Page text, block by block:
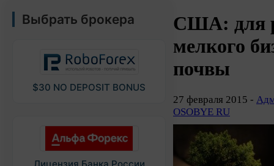
Выбрать брокера
$30 NO DEPOSIT BONUS
США: для
мелкого
почвы
27 февраля 2015 -
OSOBYE RU